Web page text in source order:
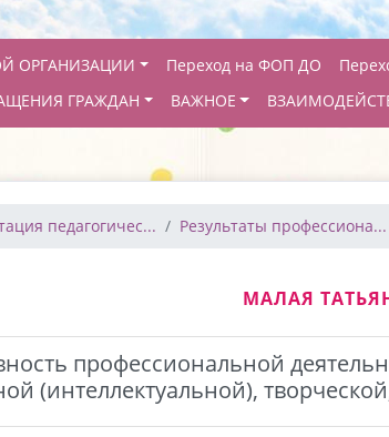
ОРГАНИЗАЦИИ Переход на ФОП ДО
ГРАЖДАН ВАЖНОЕ
педагогичес... Результаты профессиона...
МАЛАЯ
профессиональной
(интеллектуальной),